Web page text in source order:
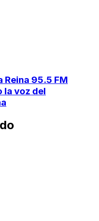
Reina 95.5 FM
la voz del